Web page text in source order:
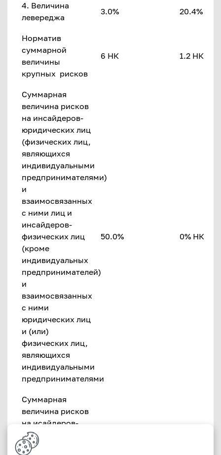
4. Величина
левереджа
3.0% 20.4%
Норматив
суммарной
величины
крупных рисков
6 НК 1.2 НК
Суммарная
величина рисков
на инсайдеров-
юридических лиц
(физических лиц,
являющихся
индивидуальными
предпринимателями)
и
взаимосвязанных
с ними лиц и
инсайдеров-
физических лиц
(кроме
индивидуальных
предпринимателей)
и
взаимосвязанных
с ними
юридических лиц
и (или)
физических лиц,
являющихся
индивидуальными
предпринимателями
50.0% 0% НК
Суммарная
величина рисков
на исайдеров-
физических лиц
(кроме